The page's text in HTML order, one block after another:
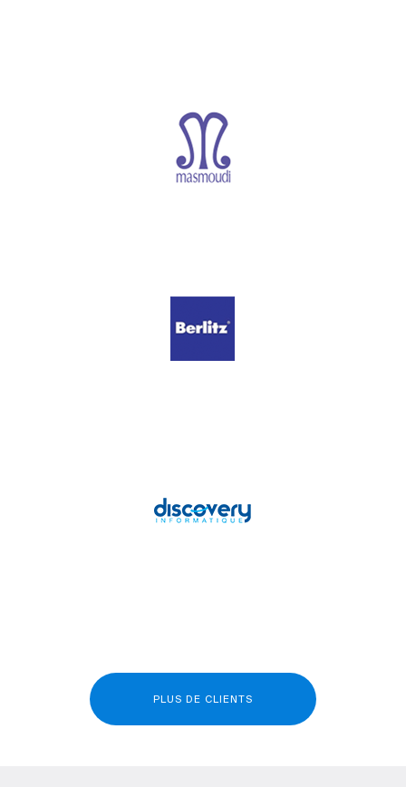
PLUS DE CLIENTS